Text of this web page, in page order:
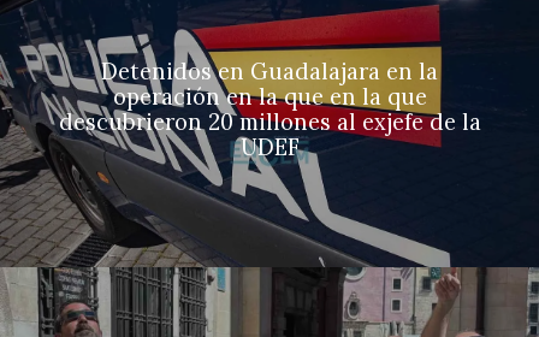
Detenidos en Guadalajara en la
operación en la que en la que
descubrieron 20 millones al exjefe de la
UDEF